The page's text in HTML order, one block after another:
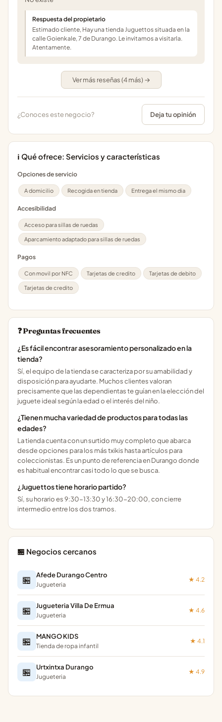
Respuesta del propietario
Estimado cliente, Hay una tienda Juguettos situada en la
calle Goienkale, 7 de Durango. Le invitamos a visitarla.
Atentamente.
Ver más reseñas (4 más) →
¿Conoces este negocio? Deja tu opinión
ℹ️ Qué ofrece: Servicios y características
Opciones de servicio
A domicilio Recogida en tienda Entrega el mismo dia
Accesibilidad
Acceso para sillas de ruedas
Aparcamiento adaptado para sillas de ruedas
Pagos
Con movil por NFC Tarjetas de credito Tarjetas de debito
Tarjetas de credito
❓ Preguntas frecuentes
¿Es fácil encontrar asesoramiento personalizado en la
tienda?
Sí, el equipo de la tienda se caracteriza por su amabilidad y
disposición para ayudarte. Muchos clientes valoran
precisamente que las dependientas te guían en la elección del
juguete ideal según la edad o el interés del niño.
¿Tienen mucha variedad de productos para todas las
edades?
La tienda cuenta con un surtido muy completo que abarca
desde opciones para los más txikis hasta artículos para
coleccionistas. Es un punto de referencia en Durango donde
es habitual encontrar casi todo lo que se busca.
¿Juguettos tiene horario partido?
Sí, su horario es 9:30-13:30 y 16:30-20:00, con cierre
intermedio entre los dos tramos.
🏪 Negocios cercanos
🏪 Afede Durango Centro
Jugueteria
★ 4.2
🏪 Jugueteria Villa De Ermua
Jugueteria
★ 4.6
🏪 MANGO KIDS
Tienda de ropa infantil
★ 4.1
🏪 Urtxintxa Durango
Jugueteria
★ 4.9